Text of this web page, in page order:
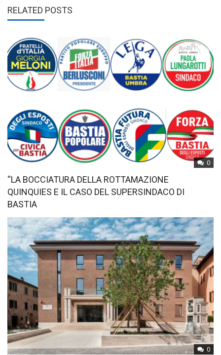
RELATED POSTS
0
“LA BOCCIATURA DELLA ROTTAMAZIONE
QUINQUIES E IL CASO DEL SUPERSINDACO DI
BASTIA
0